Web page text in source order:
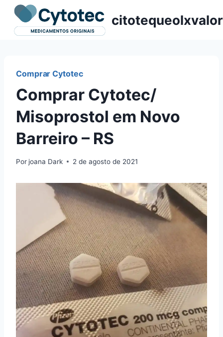
Pular
para
citotequeolxvalor
Comprar Cytotec
Comprar Cytotec/
Misoprostol em Novo
Barreiro – RS
Por joana Dark 2 de agosto de 2021